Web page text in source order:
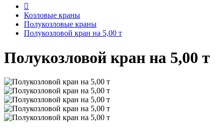
Козловые краны
Полукозловые краны
Полукозловой кран на 5,00 т
Полукозловой кран на 5,00 т